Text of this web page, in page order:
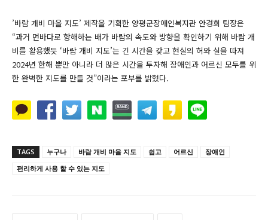
​’바람 개비 마을 지도’ 제작을 기획한 양평군장애인복지관 안경희 팀장은
“과거 먼바다로 항해하는 배가 바람의 속도와 방향을 확인하기 위해 바람 개
비를 활용했듯 ‘바람 개비 지도’는 긴 시간을 갖고 현실의 허와 실을 따져
2024년 한해 뿐만 아니라 더 많은 시간을 투자해 장애인과 어르신 모두를 위
한 완벽한 지도를 만들 것”이라는 포부를 밝혔다.
TAGS 누구나 바람 개비 마을 지도 쉽고 어르신
장애인
편리하게 사용 할 수 있는 지도